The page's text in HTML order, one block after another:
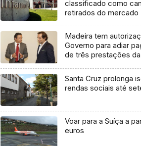
classificado como
retirados do mercado
Madeira tem
Governo para adiar
de três prestações da
Santa Cruz prolonga
rendas sociais até
Voar para a Suíça a
euros